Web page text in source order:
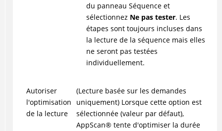
du panneau Séquence et
sélectionnez Ne pas tester. Les
étapes sont toujours incluses dans
la lecture de la séquence mais elles
ne seront pas testées
individuellement.
Autoriser
l'optimisation
de la lecture
(Lecture basée sur les demandes
uniquement) Lorsque cette option est
sélectionnée (valeur par défaut),
AppScan® tente d'optimiser la durée